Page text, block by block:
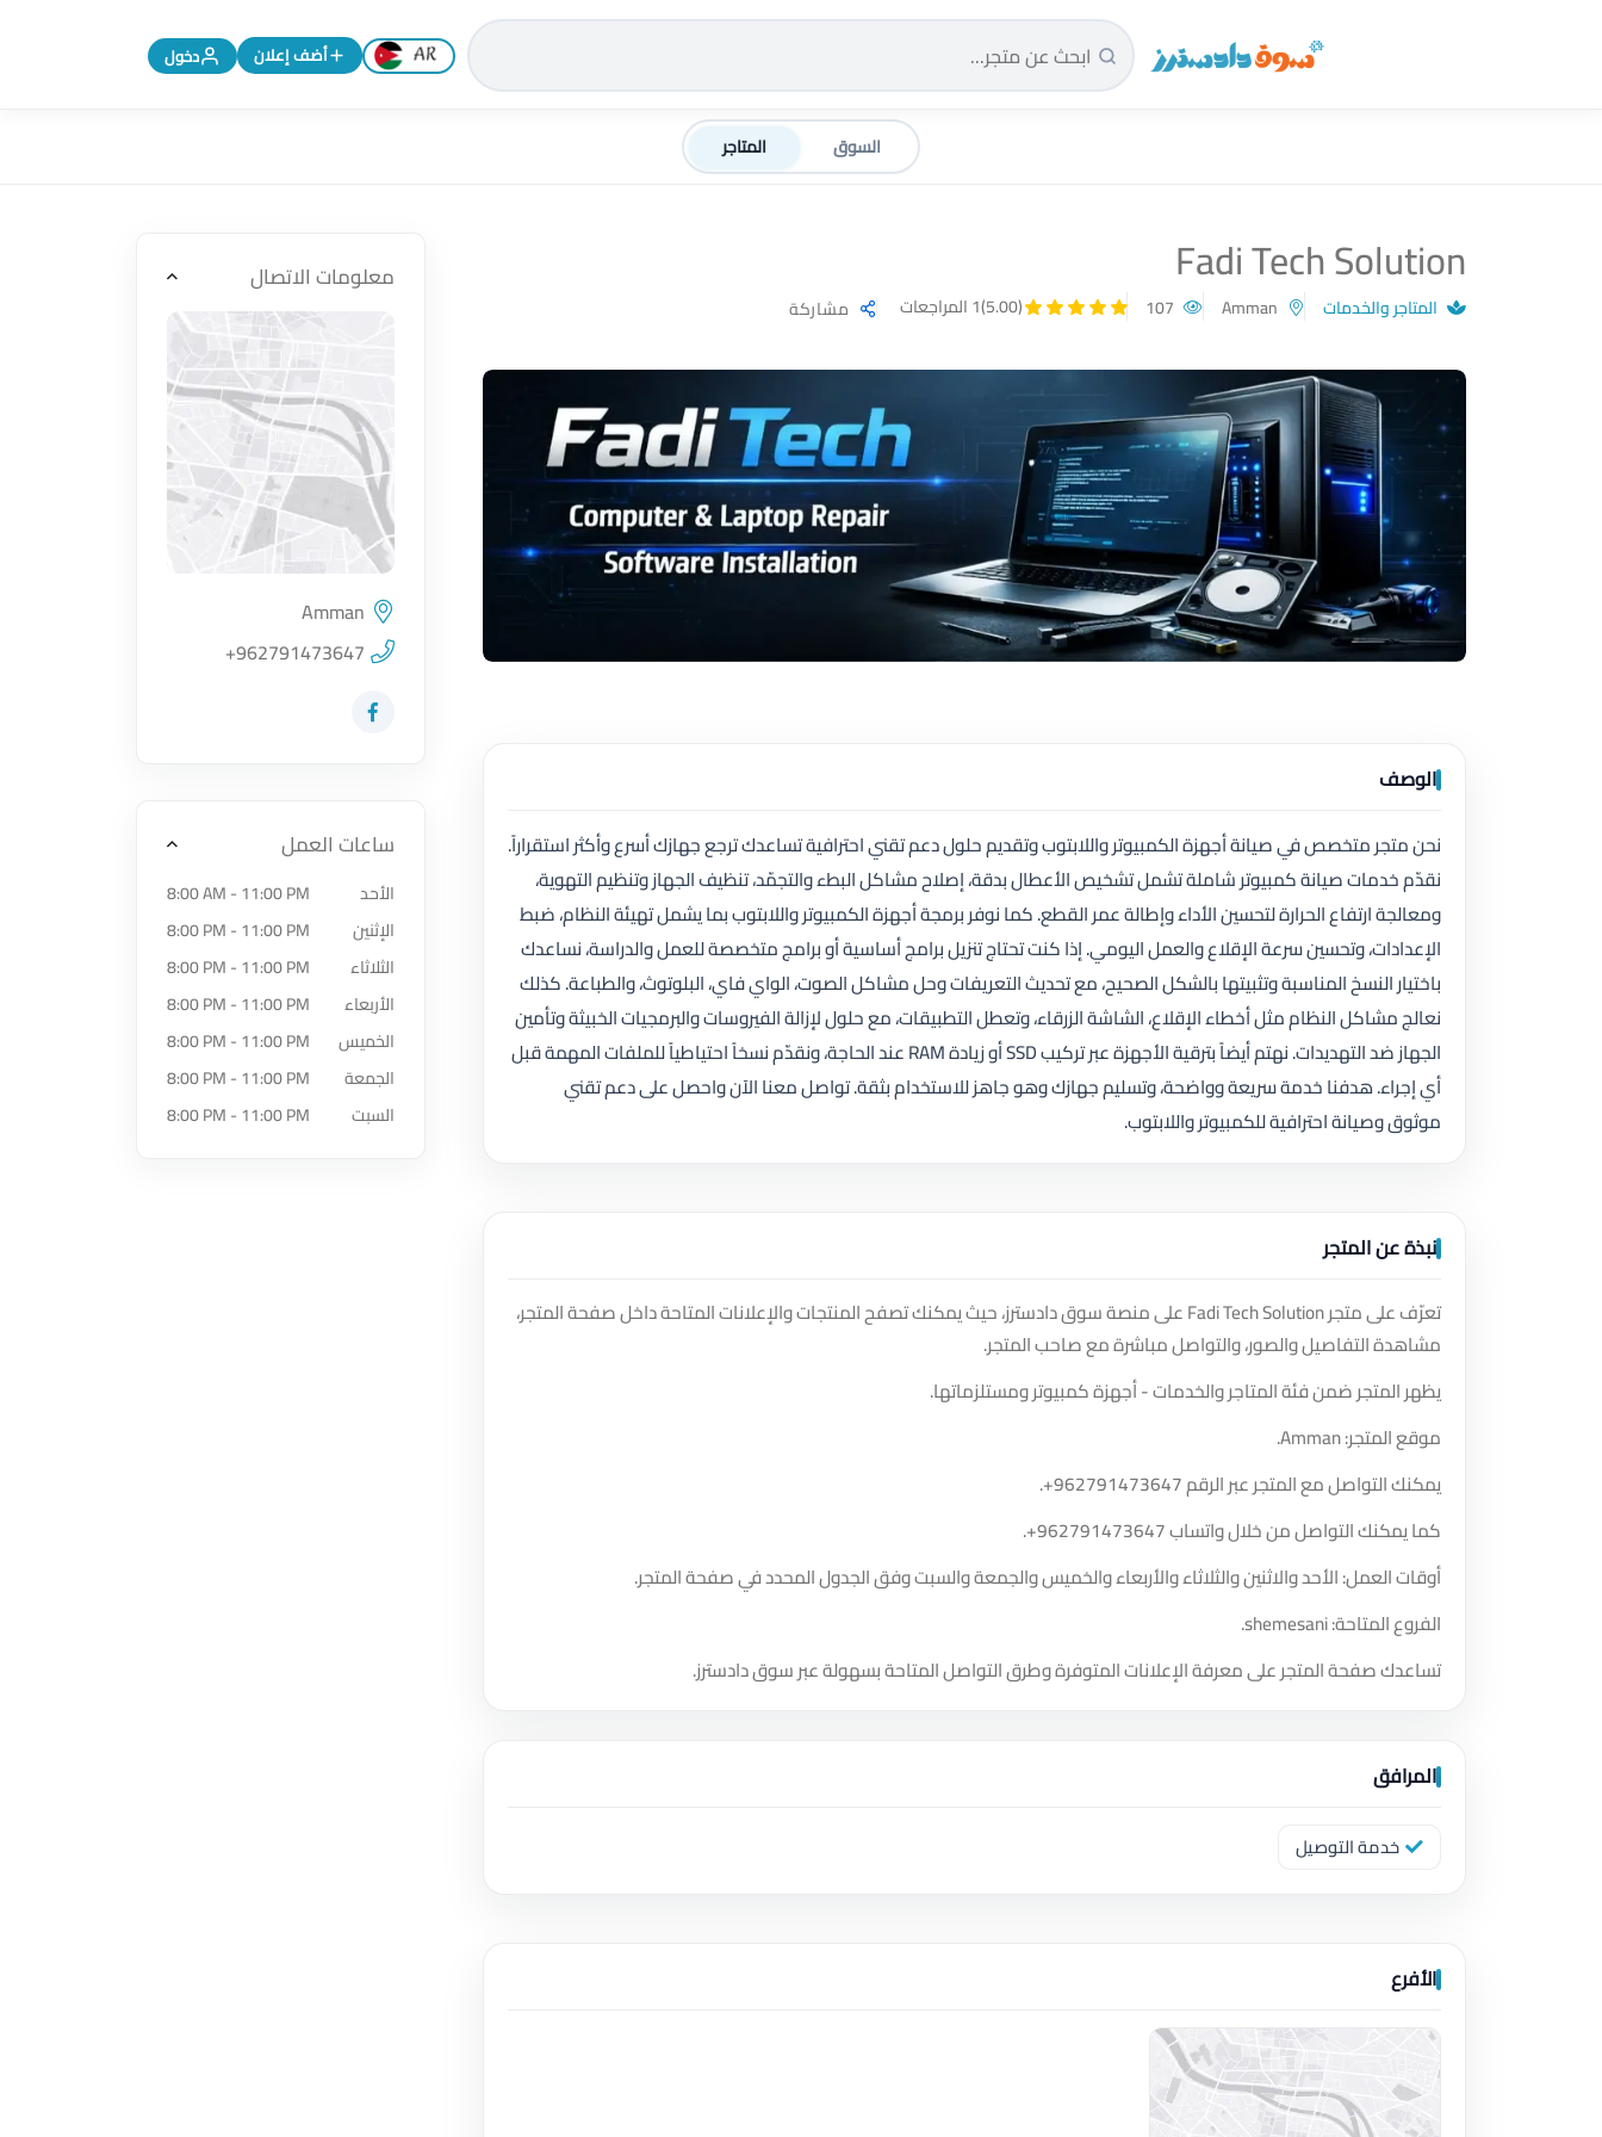
سوق دادسترز الرئيسية تغيير اللغة إلى الإنجليزية
أضف إعلان دخول
السوق المتاجر
Fadi Tech Solution
المتاجر والخدمات (5.00) 1 المراجعات مشاركة
الوصف
نحن متجر متخصص في صيانة أجهزة الكمبيوتر واللابتوب وتقديم حلول دعم تقني احترافية تساعدك ترجع جهازك أسرع وأكثر استقراراً.
نقدّم خدمات صيانة كمبيوتر شاملة تشمل تشخيص الأعطال بدقة، إصلاح مشاكل البطء والتجمّد، تنظيف الجهاز وتنظيم التهوية،
ومعالجة ارتفاع الحرارة لتحسين الأداء وإطالة عمر القطع. كما نوفر برمجة أجهزة الكمبيوتر واللابتوب بما يشمل تهيئة النظام، ضبط
الإعدادات، وتحسين سرعة الإقلاع والعمل اليومي. إذا كنت تحتاج تنزيل برامج أساسية أو برامج متخصصة للعمل والدراسة، نساعدك
باختيار النسخ المناسبة وتثبيتها بالشكل الصحيح، مع تحديث التعريفات وحل مشاكل الصوت، الواي فاي، البلوتوث، والطباعة. كذلك
نعالج مشاكل النظام مثل أخطاء الإقلاع، الشاشة الزرقاء، وتعطل التطبيقات، مع حلول لإزالة الفيروسات والبرمجيات الخبيثة وتأمين
الجهاز ضد التهديدات. نهتم أيضاً بترقية الأجهزة عبر تركيب SSD أو زيادة RAM عند الحاجة، ونقدّم نسخاً احتياطياً للملفات المهمة قبل
أي إجراء. هدفنا خدمة سريعة وواضحة، وتسليم جهازك وهو جاهز للاستخدام بثقة. تواصل معنا الآن واحصل على دعم تقني
موثوق وصيانة احترافية للكمبيوتر واللابتوب.
نبذة عن المتجر
تعرّف على متجر Fadi Tech Solution على منصة سوق دادسترز، حيث يمكنك تصفح المنتجات والإعلانات المتاحة داخل صفحة المتجر،
مشاهدة التفاصيل والصور، والتواصل مباشرة مع صاحب المتجر.
يظهر المتجر ضمن فئة المتاجر والخدمات - أجهزة كمبيوتر ومستلزماتها.
موقع المتجر: Amman.
يمكنك التواصل مع المتجر عبر الرقم+962791473647
.
كما يمكنك التواصل من خلال واتساب+962791473647
.
أوقات العمل: الأحد والاثنين والثلاثاء والأربعاء والخميس والجمعة والسبت وفق الجدول المحدد في صفحة المتجر.
الفروع المتاحة: shemesani.
تساعدك صفحة المتجر على معرفة الإعلانات المتوفرة وطرق التواصل المتاحة بسهولة عبر سوق دادسترز.
المرافق
خدمة التوصيل
الأفرع
معلومات الاتصال
اضغط لتحميل الموقع
Amman
+962791473647
زيارة حساب المتجر على Facebook-f
ساعات العمل
الأحد
8:00 AM - 11:00 PM
الإثنين
8:00 PM - 11:00 PM
الثلاثاء
8:00 PM - 11:00 PM
الأربعاء
8:00 PM - 11:00 PM
الخميس
8:00 PM - 11:00 PM
الجمعة
8:00 PM - 11:00 PM
السبت
8:00 PM - 11:00 PM